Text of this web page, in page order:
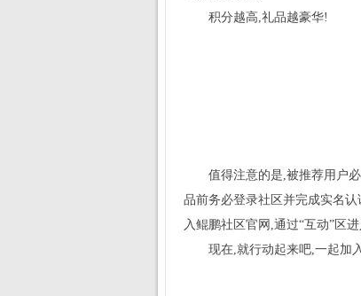
积分越高,礼品越豪华!
值得注意的是,被推荐用户
品前务必登录社区并完成实名
入鲲鹏社区官网,通过“互动”区
现在,就行动起来吧,一起加